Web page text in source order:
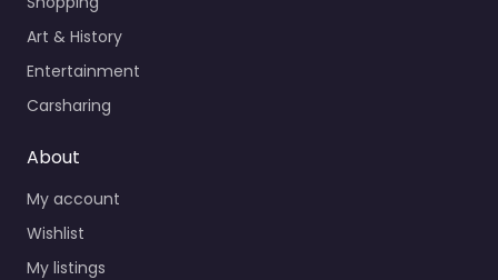
Art & History
Entertainment
Carsharing
About
My account
Wishlist
My listings